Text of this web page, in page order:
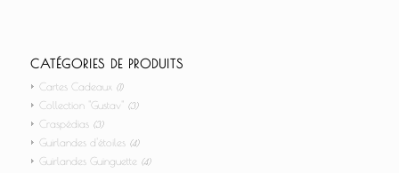
CATÉGORIES DE PRODUITS
Cartes Cadeaux (1)
Collection "Gustav" (3)
Craspédias (3)
Guirlandes d'étoiles (4)
Guirlandes Guinguette (4)